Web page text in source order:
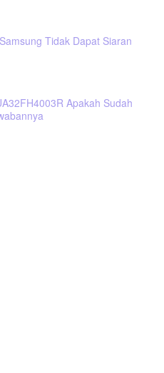
Tidak Dapat Siaran
Apakah Sudah